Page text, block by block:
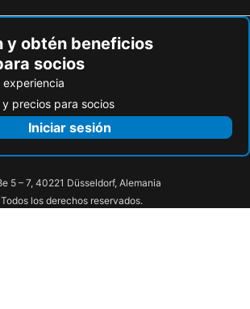
y obtén beneficios
socios
experiencia
precios para socios
Iniciar sesión
5 – 7, 40221 Düsseldorf, Alemania
los derechos reservados.